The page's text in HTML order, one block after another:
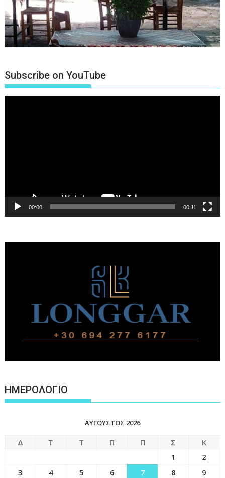
Subscribe on YouTube
00:00 00:11
ΗΜΕΡΟΛΟΓΙΟ
ΑΎΓΟΥΣΤΟΣ 2026
Δ Τ Τ Π Π Σ
Κ
1
2
3
4 5 6 7 8
9